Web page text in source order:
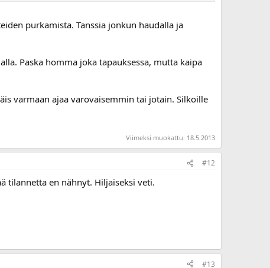
purkamista. Tanssia jonkun haudalla ja
Paska homma joka tapauksessa, mutta kaipa
varmaan ajaa varovaisemmin tai jotain. Silkoille
Viimeksi muokattu: 18.5.2013
#12
tilannetta en nähnyt. Hiljaiseksi veti.
#13